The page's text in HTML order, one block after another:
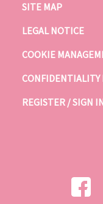
SITE MAP
LEGAL NOTICE
COOKIE
CONFIDENTIALITY
REGISTER / SIGN